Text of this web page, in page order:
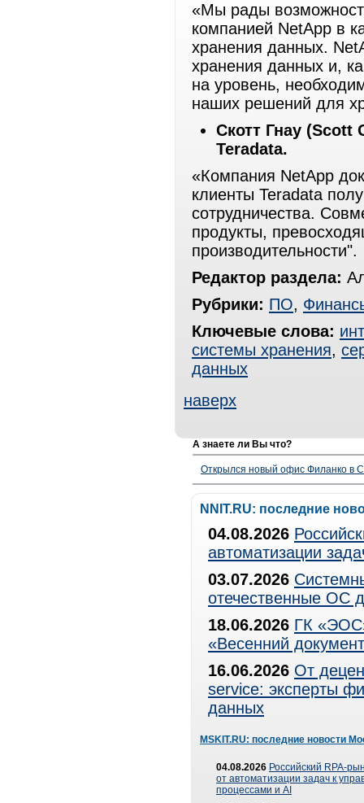
«Мы рады
компанией NetApp в
хранения данных.
хранения данных и,
на уровень,
наших решений для
Скотт Гнау (Scott
Teradata.
«Компания NetApp
клиенты Teradata
сотрудничества.
продукты,
производительности".
Редактор раздела:
Рубрики: ПО,
Ключевые слова:
системы хранения,
данных
наверх
А знаете ли Вы что?
Открылся новый офис Филанко в
NNIT.RU: последние
04.08.2026
автоматизации
03.07.2026
отечественные ОС
18.06.2026 ГК
«Весенний
16.06.2026 От
service: эксперты
данных
MSKIT.RU: последние новости
04.08.2026 Российский RPA-
от автоматизации задач к
процессами и AI